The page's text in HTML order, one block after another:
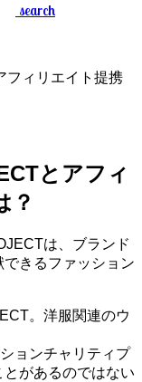
search
フィリエイト提携
とアフィ
？
は、ブランド
きるファッション
。洋服関連のウ
ョンチャリティプ
があるのではない